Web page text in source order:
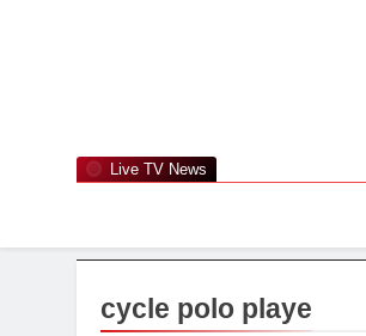
Live TV News
cycle polo playe